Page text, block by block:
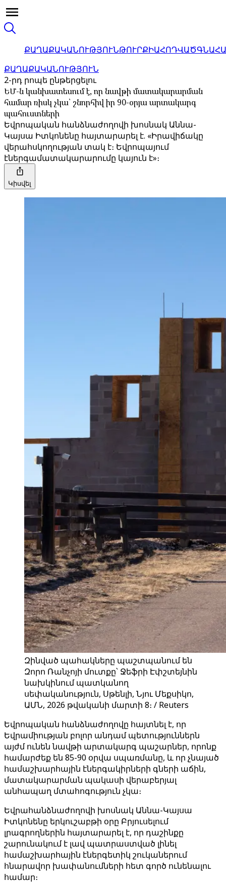
ՔԱՂԱՔԱԿԱՆՈՒԹՅՈՒՆԹՈՒՐՔԻԱՀՈԴՎԱԾ
ՔԱՂԱՔԱԿԱՆՈՒԹՅՈՒՆ
2-րդ րոպե ընթերցելու
ԵՄ-ն կանխատեսում է, որ նավթի մատակարարման
համար ռիսկ չկա՝ շնորհիվ իր 90-օրյա արտակարգ
պահուստների
Եվրոպական հանձնաժողովի խոսնակ Աննա-
Կայսա Իտկոնենը հայտարարել է. «Իրավիճակը
վերահսկողության տակ է։ Եվրոպայում
էներգամատակարարումը կայուն է»։
Կիսվել
Զինված պահակները պաշտպանում են
Զորո Ռանչոյի մուտքը՝ Ջեֆրի Էփշտեյնին
նախկինում պատկանող
սեփականություն, Սթենլի, Նյու Մեքսիկո,
ԱՄՆ, 2026 թվականի մարտի 8։ / Reuters
Եվրոպական հանձնաժողովը հայտնել է, որ
Եվրամիության բոլոր անդամ պետություններն
այժմ ունեն նավթի արտակարգ պաշարներ, որոնք
համարժեք են 85-90 օրվա սպառմանը, և որ չնայած
համաշխարհային էներգակիրների գների աճին,
մատակարարման պակասի վերաբերյալ
անհապաղ մտահոգություն չկա։
Եվրահանձնաժողովի խոսնակ Աննա-Կայսա
Իտկոնենը երկուշաբթի օրը Բրյուսելում
լրագրողներին հայտարարել է, որ դաշինքը
շարունակում է լավ պատրաստված լինել
համաշխարհային էներգետիկ շուկաներում
հնարավոր խափանումների հետ գործ ունենալու
համար։